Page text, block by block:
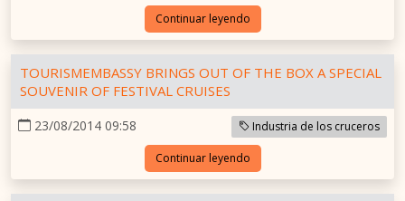
Continuar leyendo
TOURISMEMBASSY BRINGS OUT OF THE BOX A SPECIAL
SOUVENIR OF FESTIVAL CRUISES
23/08/2014 09:58 Industria de los cruceros
Continuar leyendo